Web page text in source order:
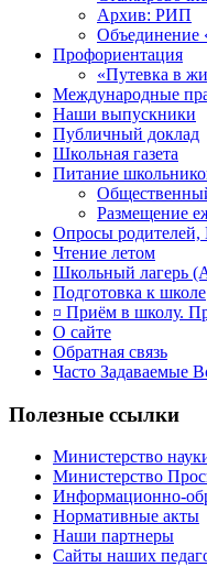
Архив: РИП
Объединение
Профориентация
«Путевка в
Международные
Наши выпускники
Публичный доклад
Школьная газета
Питание
Размещение
Опросы
Чтение летом
Школьный лагерь
Подготовка к школе
¤ Приём в школу.
О сайте
Обратная связь
Часто Задаваемые
Полезные ссылки
Министерство
Министерство
Информационно-
Нормативные акты
Наши партнеры
Сайты наших